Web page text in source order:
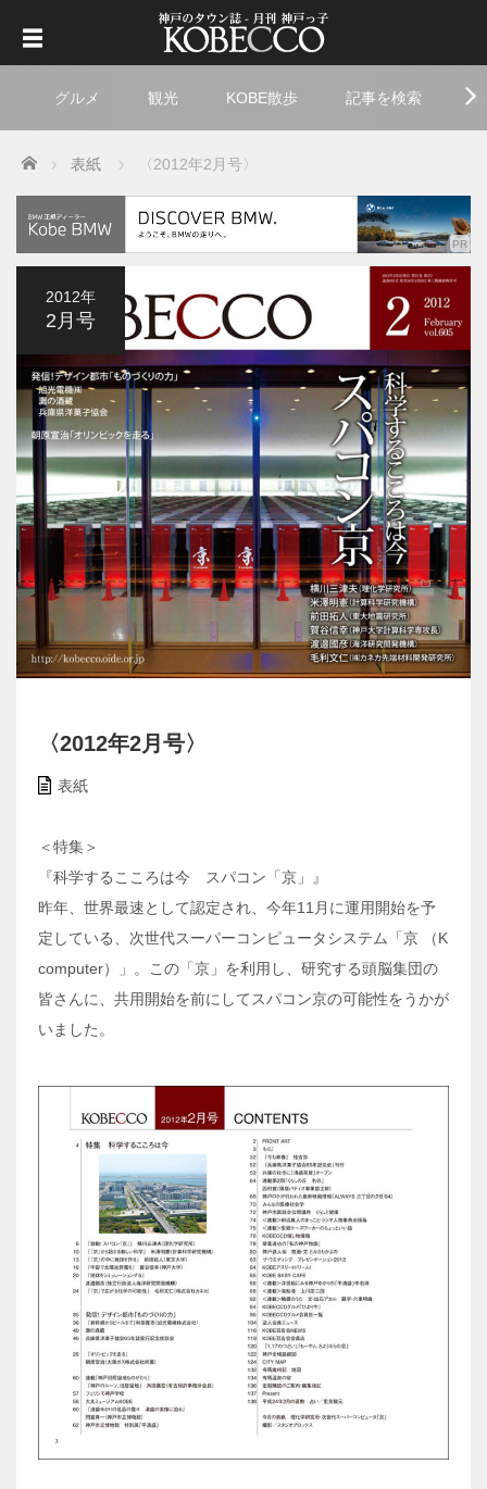
グルメ 観光 KOBE散歩 記事を検索
Home 表紙 〈2012年2月号〉
2012年
2月号
〈2012年2月号〉
表紙
＜特集＞
『科学するこころは今 スパコン「京」』
昨年、世界最速として認定され、今年11月に運用開始を予
定している、次世代スーパーコンピュータシステム「京 （K
computer）」。この「京」を利用し、研究する頭脳集団の
皆さんに、共用開始を前にしてスパコン京の可能性をうかが
いました。